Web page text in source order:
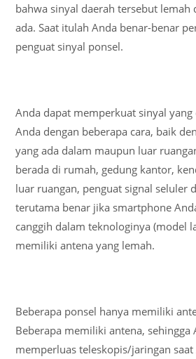
bahwa sinyal daerah tersebut lemah
ada. Saat itulah Anda benar-benar
penguat sinyal ponsel.
Anda dapat memperkuat sinyal
Anda dengan beberapa cara, baik
yang ada dalam maupun luar
berada di rumah, gedung kantor,
luar ruangan, penguat signal seluler
terutama benar jika smartphone
canggih dalam teknologinya (model
memiliki antena yang lemah.
Beberapa ponsel hanya memiliki
Beberapa memiliki antena, sehingga
memperluas teleskopis/jaringan saat